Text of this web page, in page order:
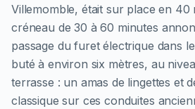
Villemomble, était sur place en 40
créneau de 30 à 60 minutes
passage du furet électrique dans
buté à environ six mètres, au
terrasse : un amas de lingettes et
classique sur ces conduites